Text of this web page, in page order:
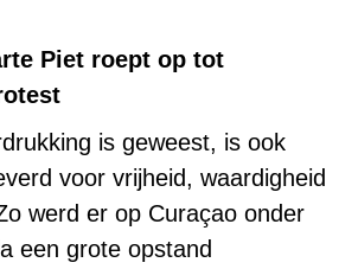
Piet roept op tot
is geweest, is ook
voor vrijheid, waardigheid
werd er op Curaçao onder
een grote opstand